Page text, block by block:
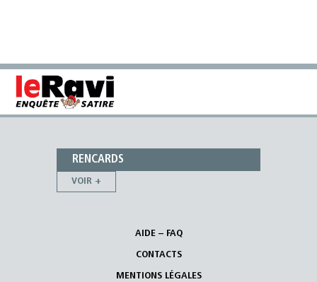
RENCARDS
VOIR +
AIDE – FAQ
CONTACTS
MENTIONS LÉGALES